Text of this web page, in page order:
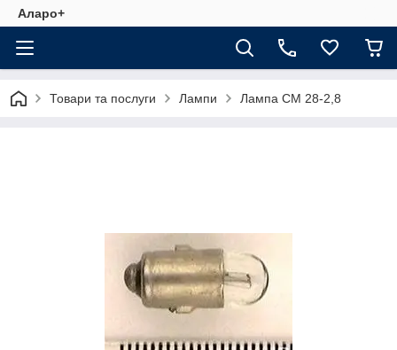
Аларо+
Товари та послуги Лампи Лампа СМ 28-2,8